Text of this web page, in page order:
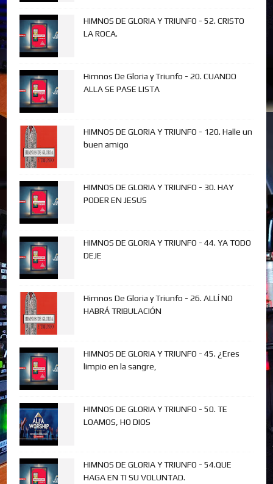
HIMNOS DE GLORIA Y TRIUNFO - 52. CRISTO
LA ROCA.
Himnos De Gloria y Triunfo - 20. CUANDO
ALLA SE PASE LISTA
HIMNOS DE GLORIA Y TRIUNFO - 120. Halle un
buen amigo
HIMNOS DE GLORIA Y TRIUNFO - 30. HAY
PODER EN JESUS
HIMNOS DE GLORIA Y TRIUNFO - 44. YA TODO
DEJE
Himnos De Gloria y Triunfo - 26. ALLÍ NO
HABRÁ TRIBULACIÓN
HIMNOS DE GLORIA Y TRIUNFO - 45. ¿Eres
limpio en la sangre,
HIMNOS DE GLORIA Y TRIUNFO - 50. TE
LOAMOS, HO DIOS
HIMNOS DE GLORIA Y TRIUNFO - 54.QUE
HAGA EN TI SU VOLUNTAD.